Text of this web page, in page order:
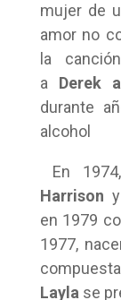
mujer de
amor no
la
a Derek
durante
alcohol
En
Harrison
en 1979
1977,
Layla se